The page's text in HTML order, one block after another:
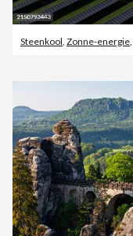
Steenkool, Zonne-energie,